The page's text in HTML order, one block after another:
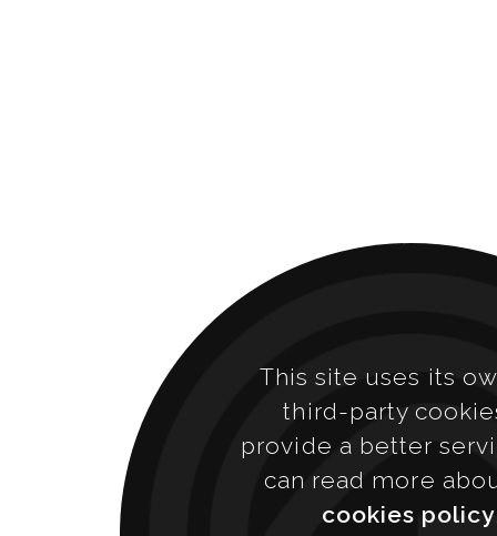
This site uses its
third-party
provide a better
can read more
cookies policy